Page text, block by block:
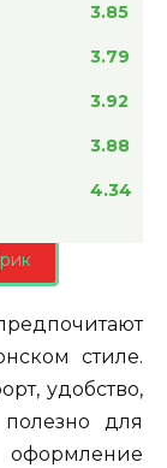
3.85
3.79
3.92
3.88
4.34
стиле.
удобство,
для